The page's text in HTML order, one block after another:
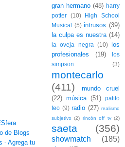
gran hermano (48) harry
potter
(10)
High School
Musical (5) intrusos (39)
la culpa es nuestra (14)
la oveja negra (10)
los
profesionales
(19)
los
simpson
(3)
montecarlo
(411)
mundo cruel
(22) música (51)
patito
feo (9) radio (27) realismo
subjetivo (2) rincón off tv (2)
saeta (356)
showmatch (185)